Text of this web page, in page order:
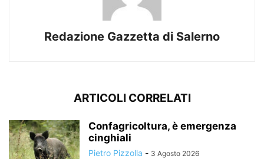
Redazione Gazzetta di Salerno
ARTICOLI CORRELATI
Confagricoltura, è emergenza
cinghiali
Pietro Pizzolla - 3 Agosto 2026